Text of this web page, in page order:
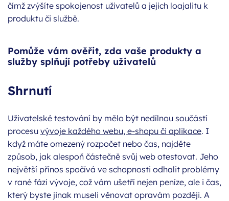
čímž zvýšíte spokojenost uživatelů a jejich loajalitu k
produktu či službě.
Pomůže vám ověřit, zda vaše produkty a
služby splňují potřeby uživatelů
Shrnutí
Uživatelské testování by mělo být nedílnou součástí
procesu vývoje každého webu, e-shopu či aplikace. I
když máte omezený rozpočet nebo čas, najděte
způsob, jak alespoň částečně svůj web otestovat. Jeho
největší přínos spočívá ve schopnosti odhalit problémy
v rané fázi vývoje, což vám ušetří nejen peníze, ale i čas,
který byste jinak museli věnovat opravám později. A